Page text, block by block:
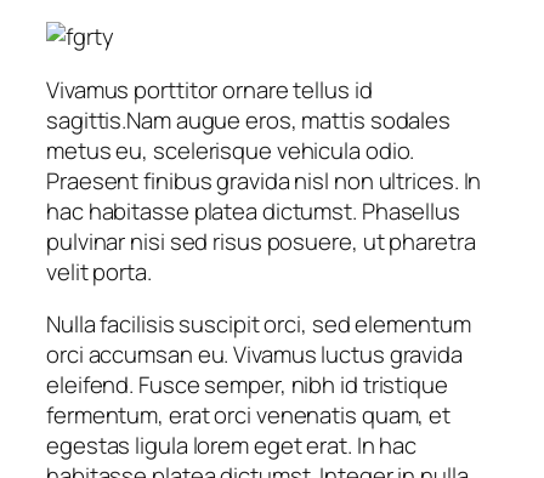
Vivamus porttitor ornare tellus id
sagittis.Nam augue eros, mattis sodales
metus eu, scelerisque vehicula odio.
Praesent finibus gravida nisl non ultrices. In
hac habitasse platea dictumst. Phasellus
pulvinar nisi sed risus posuere, ut pharetra
velit porta.
Nulla facilisis suscipit orci, sed elementum
orci accumsan eu. Vivamus luctus gravida
eleifend. Fusce semper, nibh id tristique
fermentum, erat orci venenatis quam, et
egestas ligula lorem eget erat. In hac